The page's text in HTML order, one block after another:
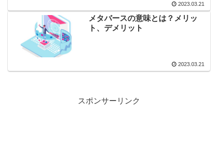
2023.03.21
メタバースの意味とは？メリッ
ト、デメリット
2023.03.21
スポンサーリンク